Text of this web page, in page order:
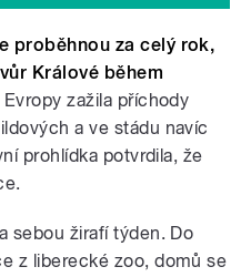
proběhnou za celý rok,
Králové během
zažila příchody
a ve stádu navíc
prohlídka potvrdila, že
sebou žirafí týden. Do
z liberecké zoo, domů se